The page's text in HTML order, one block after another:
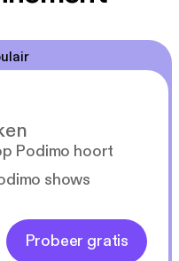
Podimo hoort
shows
Probeer gratis